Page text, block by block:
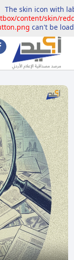
The skin icon with
content/skin/
can't be